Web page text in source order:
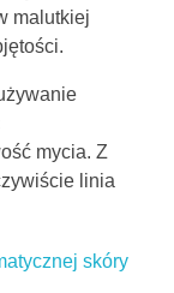
malutkiej
mycia. Z
linia
skóry